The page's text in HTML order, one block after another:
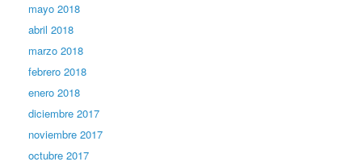
mayo 2018
abril 2018
marzo 2018
febrero 2018
enero 2018
diciembre 2017
noviembre 2017
octubre 2017